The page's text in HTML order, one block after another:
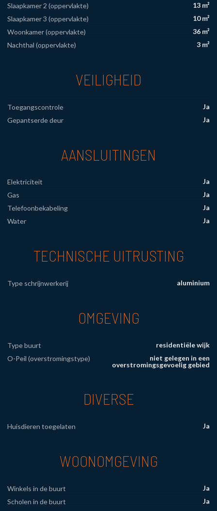
Slaapkamer 2 (oppervlakte)
13 m²
Slaapkamer 3 (oppervlakte)
10 m²
Woonkamer (oppervlakte)
36 m²
Nachthal (oppervlakte)
3 m²
VEILIGHEID
Toegangscontrole
Ja
Gepantserde deur
Ja
AANSLUITINGEN
Elektriciteit
Ja
Gas
Ja
Telefoonbekabeling
Ja
Water
Ja
TECHNISCHE UITRUSTING
Type schrijnwerkerij aluminium
OMGEVING
Type buurt
residentiële wijk
O-Peil (overstromingstype)
niet gelegen in een
overstromingsgevoelig gebied
DIVERSE
Huisdieren toegelaten Ja
WOONOMGEVING
Winkels in de buurt
Ja
Scholen in de buurt
Ja